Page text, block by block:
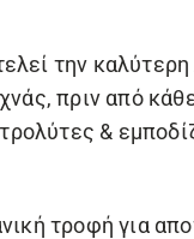
την
πριν από
&
τροφή για